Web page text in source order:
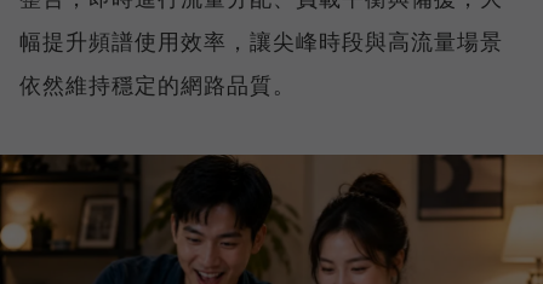
幅提升頻譜使用效率，讓尖峰時段與高流量場景
依然維持穩定的網路品質。